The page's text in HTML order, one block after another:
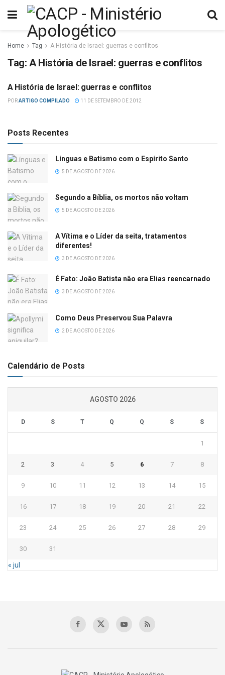
Home Tag A História de Israel: guerras e conflitos
Tag: A História de Israel: guerras e conflitos
DIVERSOS
A História de Israel: guerras e conflitos
PORARTIGO COMPILADO 11 DE SETEMBRO DE 2012
Posts Recentes
Línguas e Batismo com o Espírito Santo
5 DE AGOSTO DE 2026
Segundo a Bíblia, os mortos não voltam
5 DE AGOSTO DE 2026
A Vítima e o Líder da seita, tratamentos
diferentes!
3 DE AGOSTO DE 2026
É Fato: João Batista não era Elias reencarnado
3 DE AGOSTO DE 2026
Como Deus Preservou Sua Palavra
2 DE AGOSTO DE 2026
Calendário de Posts
AGOSTO 2026
D S T Q Q S S
1
2 3 4 5 6 7 8
9 10 11 12 13 14 15
16 17 18 19 20 21 22
23 24 25 26 27 28 29
30 31
« jul